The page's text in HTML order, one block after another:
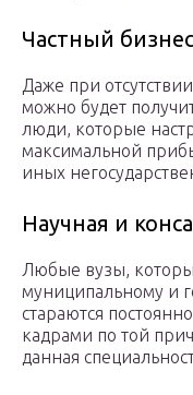
Частный бизнес
Даже при
можно будет
люди, которые
максимальной
иных
Научная и
Любые вузы,
муниципальному и
стараются
кадрами по той
данная